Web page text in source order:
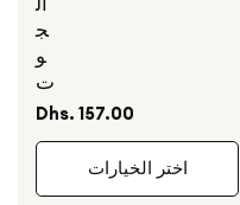
ج
و
ت
السعر
العادي
Dhs. 157.00
اختر الخيارات